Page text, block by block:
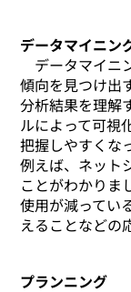
データマイニン
データマイニ
傾向を見つけ出
分析結果を理解
ルによって可視
把握しやすくな
例えば、ネット
ことがわかりま
使用が減ってい
えることなどの
プランニング